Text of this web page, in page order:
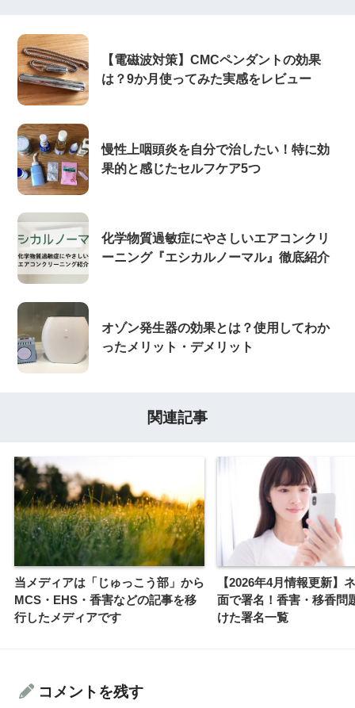
【電磁波対策】CMCペンダントの効果
は？9か月使ってみた実感をレビュー
慢性上咽頭炎を自分で治したい！特に効
果的と感じたセルフケア5つ
化学物質過敏症にやさしいエアコンクリ
ーニング『エシカルノーマル』徹底紹介
オゾン発生器の効果とは？使用してわか
ったメリット・デメリット
関連記事
当メディアは「じゅっこう部」から
MCS・EHS・香害などの記事を移
行したメディアです
【2026年4月情報更新】
面で署名！香害・移香問
けた署名一覧
コメントを残す